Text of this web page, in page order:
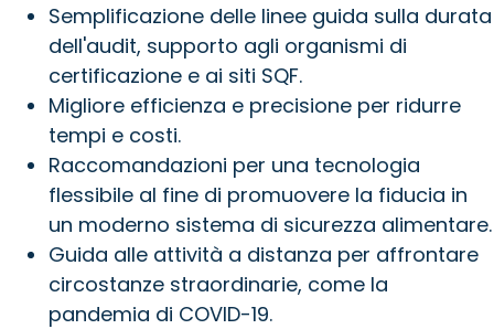
Semplificazione delle linee guida sulla durata
dell'audit, supporto agli organismi di
certificazione e ai siti SQF.
Migliore efficienza e precisione per ridurre
tempi e costi.
Raccomandazioni per una tecnologia
flessibile al fine di promuovere la fiducia in
un moderno sistema di sicurezza alimentare.
Guida alle attività a distanza per affrontare
circostanze straordinarie, come la
pandemia di COVID-19.